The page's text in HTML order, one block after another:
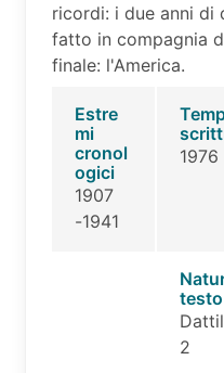
ricordi: i due anni di
fatto in compagnia
finale: l'America.
Estre
mi
cronol
ogici
1907
-1941
1976
2